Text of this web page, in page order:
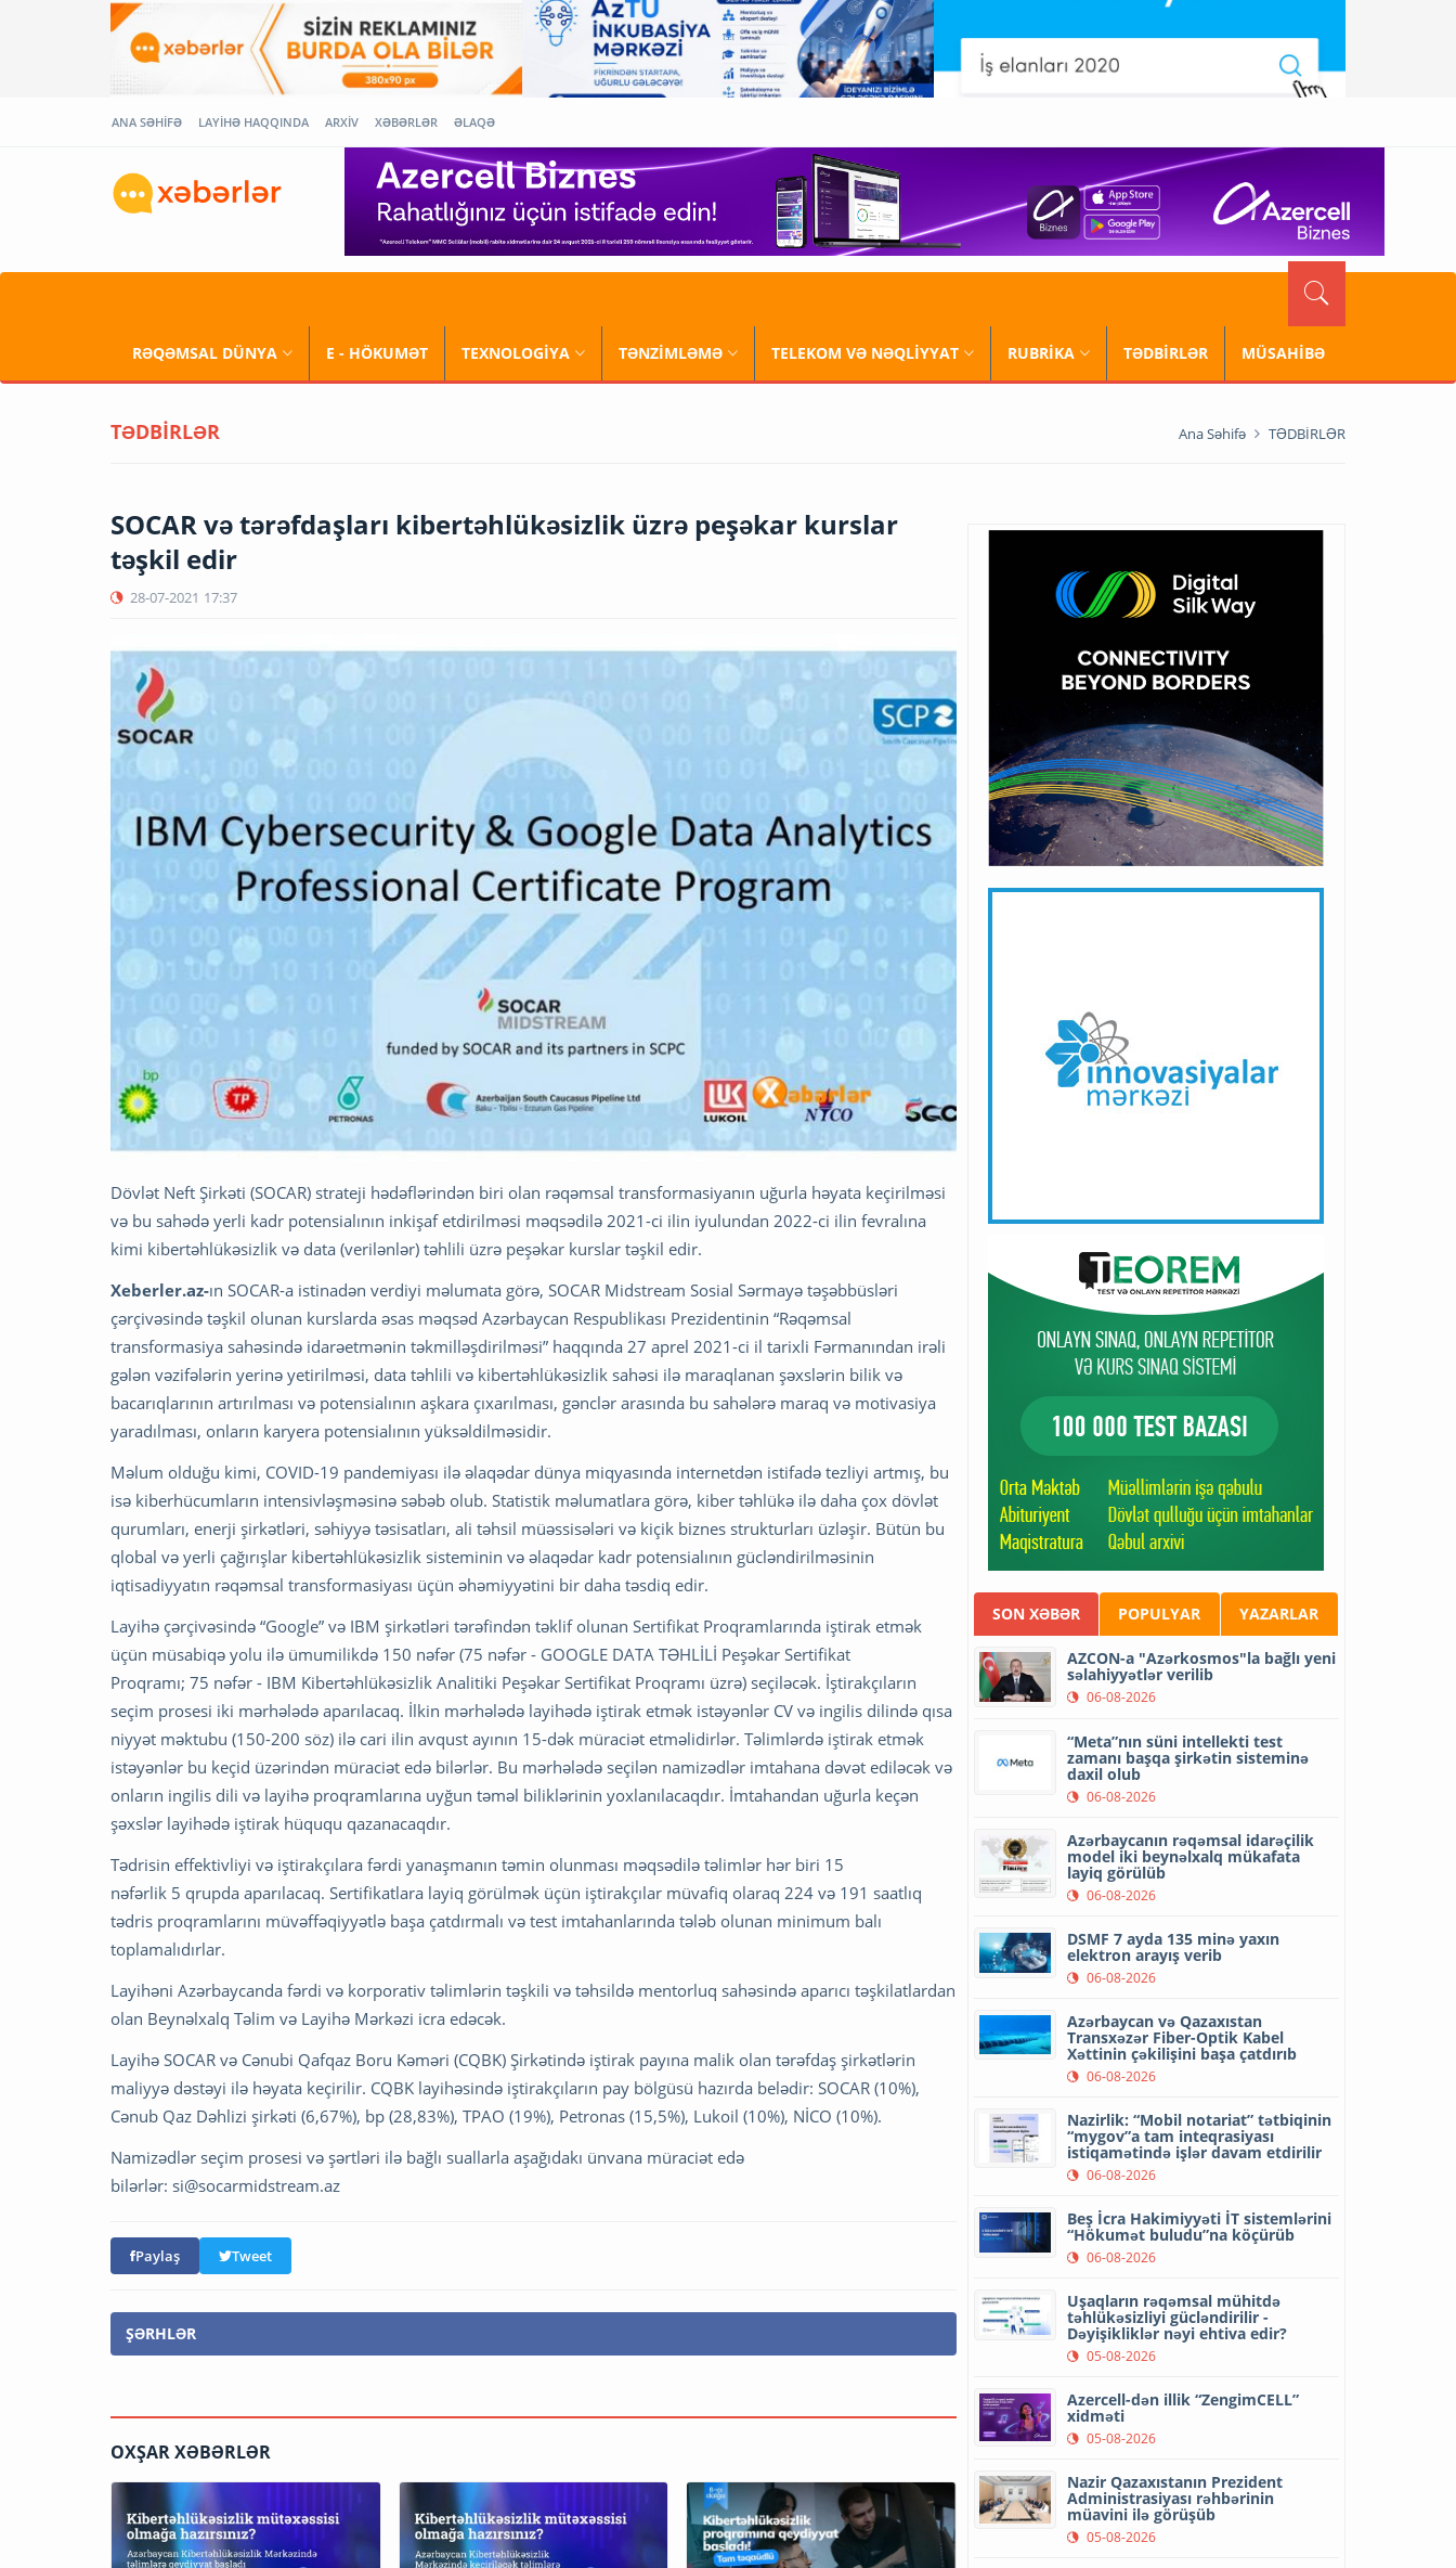
ANA SƏHİFƏ LAYİHƏ HAQQINDA ARXİV XƏBƏRLƏR ƏLAQƏ
RƏQƏMSAL DÜNYA E - HÖKUMƏT TEXNOLOGİYA TƏNZİMLƏMƏ TELEKOM VƏ NƏQLİYYAT RUBRİKA TƏDBİRLƏR MÜSAHİBƏ
TƏDBİRLƏR Ana Səhifə TƏDBİRLƏR
SOCAR və tərəfdaşları kibertəhlükəsizlik üzrə peşəkar kurslar
təşkil edir
28-07-2021 17:37
Dövlət Neft Şirkəti (SOCAR) strateji hədəflərindən biri olan rəqəmsal transformasiyanın uğurla həyata keçirilməsi
və bu sahədə yerli kadr potensialının inkişaf etdirilməsi məqsədilə 2021-ci ilin iyulundan 2022-ci ilin fevralına
kimi kibertəhlükəsizlik və data (verilənlər) təhlili üzrə peşəkar kurslar təşkil edir.
Xeberler.az-ın SOCAR-a istinadən verdiyi məlumata görə, SOCAR Midstream Sosial Sərmayə təşəbbüsləri
çərçivəsində təşkil olunan kurslarda əsas məqsəd Azərbaycan Respublikası Prezidentinin “Rəqəmsal
transformasiya sahəsində idarəetmənin təkmilləşdirilməsi” haqqında 27 aprel 2021-ci il tarixli Fərmanından irəli
gələn vəzifələrin yerinə yetirilməsi, data təhlili və kibertəhlükəsizlik sahəsi ilə maraqlanan şəxslərin bilik və
bacarıqlarının artırılması və potensialının aşkara çıxarılması, gənclər arasında bu sahələrə maraq və motivasiya
yaradılması, onların karyera potensialının yüksəldilməsidir.
Məlum olduğu kimi, COVID-19 pandemiyası ilə əlaqədar dünya miqyasında internetdən istifadə tezliyi artmış, bu
isə kiberhücumların intensivləşməsinə səbəb olub. Statistik məlumatlara görə, kiber təhlükə ilə daha çox dövlət
qurumları, enerji şirkətləri, səhiyyə təsisatları, ali təhsil müəssisələri və kiçik biznes strukturları üzləşir. Bütün bu
qlobal və yerli çağırışlar kibertəhlükəsizlik sisteminin və əlaqədar kadr potensialının gücləndirilməsinin
iqtisadiyyatın rəqəmsal transformasiyası üçün əhəmiyyətini bir daha təsdiq edir.
Layihə çərçivəsində “Google” və IBM şirkətləri tərəfindən təklif olunan Sertifikat Proqramlarında iştirak etmək
üçün müsabiqə yolu ilə ümumilikdə 150 nəfər (75 nəfər - GOOGLE DATA TƏHLİLİ Peşəkar Sertifikat
Proqramı; 75 nəfər - IBM Kibertəhlükəsizlik Analitiki Peşəkar Sertifikat Proqramı üzrə) seçiləcək. İştirakçıların
seçim prosesi iki mərhələdə aparılacaq. İlkin mərhələdə layihədə iştirak etmək istəyənlər CV və ingilis dilində qısa
niyyət məktubu (150-200 söz) ilə cari ilin avqust ayının 15-dək müraciət etməlidirlər. Təlimlərdə iştirak etmək
istəyənlər bu keçid üzərindən müraciət edə bilərlər. Bu mərhələdə seçilən namizədlər imtahana dəvət ediləcək və
onların ingilis dili və layihə proqramlarına uyğun təməl biliklərinin yoxlanılacaqdır. İmtahandan uğurla keçən
şəxslər layihədə iştirak hüququ qazanacaqdır.
Tədrisin effektivliyi və iştirakçılara fərdi yanaşmanın təmin olunması məqsədilə təlimlər hər biri 15
nəfərlik 5 qrupda aparılacaq. Sertifikatlara layiq görülmək üçün iştirakçılar müvafiq olaraq 224 və 191 saatlıq
tədris proqramlarını müvəffəqiyyətlə başa çatdırmalı və test imtahanlarında tələb olunan minimum balı
toplamalıdırlar.
Layihəni Azərbaycanda fərdi və korporativ təlimlərin təşkili və təhsildə mentorluq sahəsində aparıcı təşkilatlardan
olan Beynəlxalq Təlim və Layihə Mərkəzi icra edəcək.
Layihə SOCAR və Cənubi Qafqaz Boru Kəməri (CQBK) Şirkətində iştirak payına malik olan tərəfdaş şirkətlərin
maliyyə dəstəyi ilə həyata keçirilir. CQBK layihəsində iştirakçıların pay bölgüsü hazırda belədir: SOCAR (10%),
Cənub Qaz Dəhlizi şirkəti (6,67%), bp (28,83%), TPAO (19%), Petronas (15,5%), Lukoil (10%), NİCO (10%).
Namizədlər seçim prosesi və şərtləri ilə bağlı suallarla aşağıdakı ünvana müraciət edə
bilərlər: si@socarmidstream.az
Paylaş Tweet
ŞƏRHLƏR
OXŞAR XƏBƏRLƏR
SON XƏBƏR POPULYAR YAZARLAR
AZCON-a "Azərkosmos"la bağlı yeni
səlahiyyətlər verilib
06-08-2026
“Meta”nın süni intellekti test
zamanı başqa şirkətin sisteminə
daxil olub
06-08-2026
Azərbaycanın rəqəmsal idarəçilik
model iki beynəlxalq mükafata
layiq görülüb
06-08-2026
DSMF 7 ayda 135 minə yaxın
elektron arayış verib
06-08-2026
Azərbaycan və Qazaxıstan
Transxəzər Fiber-Optik Kabel
Xəttinin çəkilişini başa çatdırıb
06-08-2026
Nazirlik: “Mobil notariat” tətbiqinin
“mygov”a tam inteqrasiyası
istiqamətində işlər davam etdirilir
06-08-2026
Beş İcra Hakimiyyəti İT sistemlərini
“Hökumət buludu”na köçürüb
06-08-2026
Uşaqların rəqəmsal mühitdə
təhlükəsizliyi gücləndirilir -
Dəyişikliklər nəyi ehtiva edir?
05-08-2026
Azercell-dən illik “ZengimCELL”
xidməti
05-08-2026
Nazir Qazaxıstanın Prezident
Administrasiyası rəhbərinin
müavini ilə görüşüb
05-08-2026